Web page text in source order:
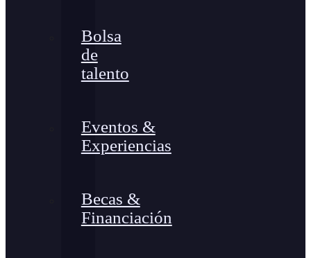
Bolsa
de
talento
Eventos &
Experiencias
Becas &
Financiación